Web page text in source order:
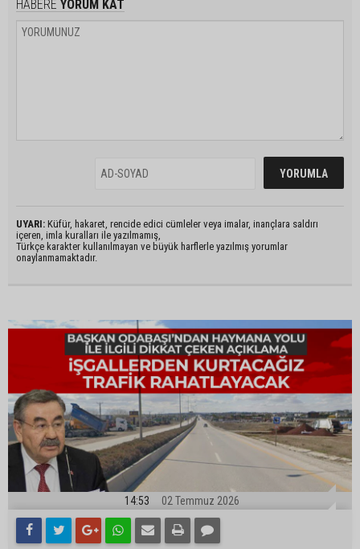
HABERE YORUM KAT
UYARI: Küfür, hakaret, rencide edici cümleler veya imalar, inançlara saldırı
içeren, imla kuralları ile yazılmamış,
Türkçe karakter kullanılmayan ve büyük harflerle yazılmış yorumlar
onaylanmamaktadır.
14:53 02 Temmuz 2026